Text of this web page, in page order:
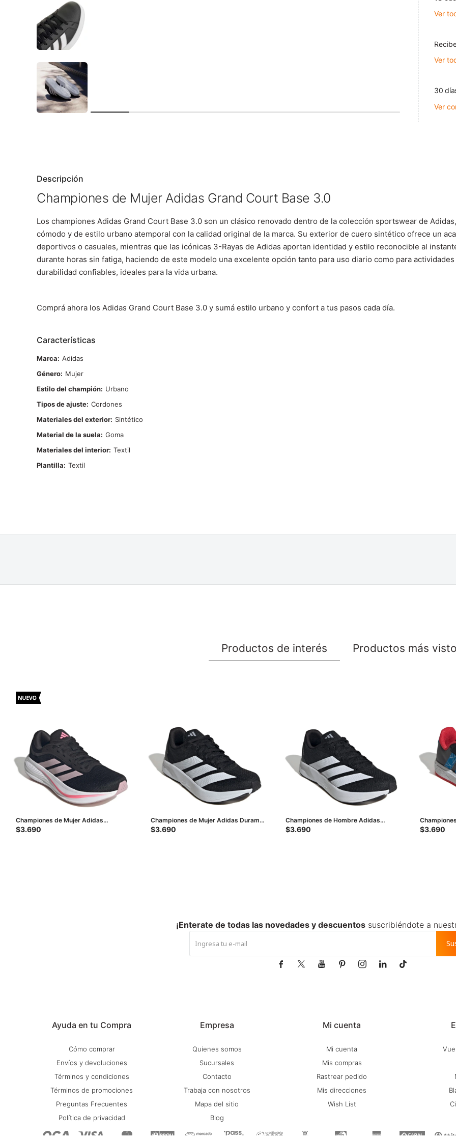
Ver
Ver
30
Ver
Descripción
Championes de Mujer Adidas Grand Court Base 3.0
Los championes Adidas Grand Court Base 3.0 son un clásico renovado dentro de la colección sportswear de
cómodo y de estilo urbano atemporal con la calidad original de la marca. Su exterior de cuero sintético ofrece un
deportivos o casuales, mientras que las icónicas 3-Rayas de Adidas aportan identidad y estilo reconocible al
durante horas sin fatiga, haciendo de este modelo una excelente opción tanto para uso diario como para
durabilidad confiables, ideales para la vida urbana.
Comprá ahora los Adidas Grand Court Base 3.0 y sumá estilo urbano y confort a tus pasos cada día.
Características
Marca
Adidas
Género
Mujer
Estilo del champión
Urbano
Tipos de ajuste Cordones
Materiales del exterior
Sintético
Material de la suela
Goma
Materiales del interior Textil
Plantilla
Textil
Productos de interés Productos más
Championes de Mujer Adidas
Response Runner 2 - Negro - Fucsia
$3.690
Championes de Mujer Adidas Duramo
Rc2 - Negro
$3.690
Championes de Hombre Adidas
Duramo Rc2 - Negro
$3.690
Court
$3.690
Ayuda en tu Compra
Cómo comprar
Envíos y devoluciones
Términos y condiciones
Términos de promociones
Preguntas Frecuentes
Política de privacidad
Empresa
Quienes somos
Sucursales
Contacto
Trabaja con nosotros
Mapa del sitio
Blog
Mi cuenta
Mi cuenta
Mis compras
Rastrear pedido
Mis direcciones
Wish List
¡Enterate de todas las novedades y descuentossuscribiéndote a
      